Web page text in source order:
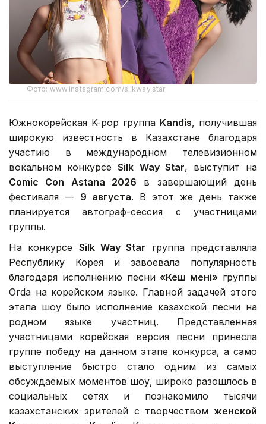
Фото: www.instagram.com/silkway.star
Южнокорейская K-pop группа Kandis, получившая
широкую известность в Казахстане благодаря
участию в международном телевизионном
вокальном конкурсеSilk Way Star, выступит на
Comic Con Astana 2026 в завершающий день
фестиваля — 9 августа. В этот же день также
планируется автограф-сессия с участницами
группы.
На конкурсе Silk Way Star группа представляла
Республику Корея и завоевала популярность
благодаря исполнению песни «Кеш мені» группы
Orda на корейском языке. Главной задачей этого
этапа шоу было исполнение казахской песни на
родном языке участниц. Представленная
участницами корейская версия песни принесла
группе победу на данном этапе конкурса, а само
выступление быстро стало одним из самых
обсуждаемых моментов шоу, широко разошлось в
социальных сетях и познакомило тысячи
казахстанских зрителей с творчеством женской